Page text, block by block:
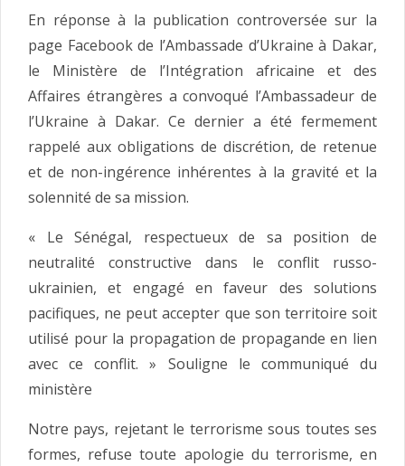
En réponse à la publication controversée sur la
page Facebook de l’Ambassade d’Ukraine à Dakar,
le Ministère de l’Intégration africaine et des
Affaires étrangères a convoqué l’Ambassadeur de
l’Ukraine à Dakar. Ce dernier a été fermement
rappelé aux obligations de discrétion, de retenue
et de non-ingérence inhérentes à la gravité et la
solennité de sa mission.
« Le Sénégal, respectueux de sa position de
neutralité constructive dans le conflit russo-
ukrainien, et engagé en faveur des solutions
pacifiques, ne peut accepter que son territoire soit
utilisé pour la propagation de propagande en lien
avec ce conflit. » Souligne le communiqué du
ministère
Notre pays, rejetant le terrorisme sous toutes ses
formes, refuse toute apologie du terrorisme, en